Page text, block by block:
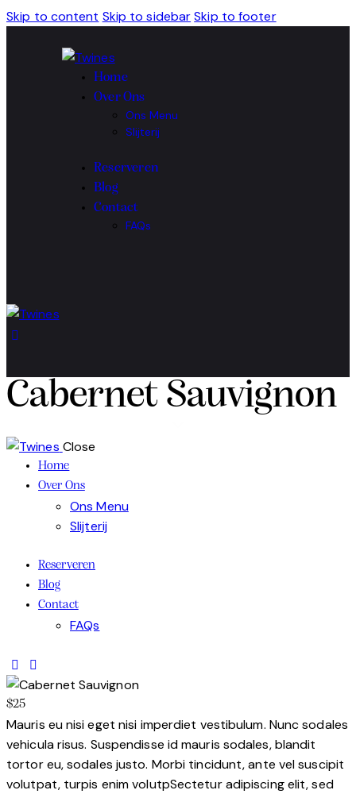
Skip to content Skip to sidebar Skip to footer
Home
Over Ons
Ons Menu
Slijterij
Reserveren
Blog
Contact
FAQs
Cabernet Sauvignon
Close
Home
Over Ons
Ons Menu
Slijterij
Reserveren
Blog
Contact
FAQs
$25
Mauris eu nisi eget nisi imperdiet vestibulum. Nunc sodales
vehicula risus. Suspendisse id mauris sodales, blandit
tortor eu, sodales justo. Morbi tincidunt, ante vel suscipit
volutpat, turpis enim volutpSectetur adipiscing elit, sed